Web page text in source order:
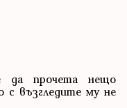
да прочета нещо
с възгледите му не